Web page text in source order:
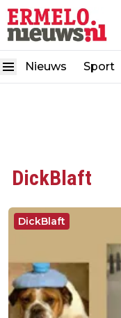
Nieuws Sport
DickBlaft
DickBlaft